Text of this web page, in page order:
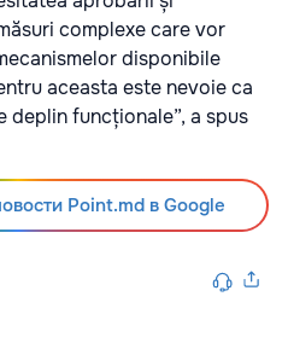
complexe care vor
disponibile
aceasta este nevoie ca
funcționale”, a spus
Point.md в Google